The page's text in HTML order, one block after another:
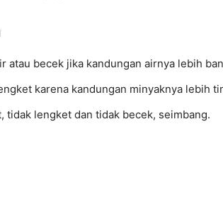
atau becek jika kandungan airnya lebih
karena kandungan minyaknya lebih
tidak lengket dan tidak becek, seimbang.